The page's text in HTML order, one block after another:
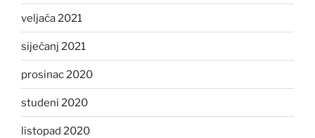
veljača 2021
siječanj 2021
prosinac 2020
studeni 2020
listopad 2020